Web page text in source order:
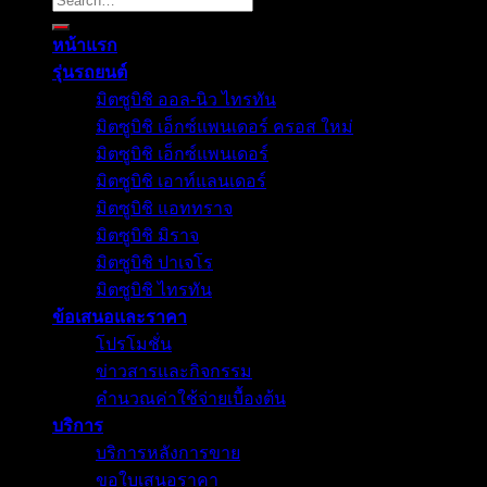
for:
หน้าแรก
รุ่นรถยนต์
มิตซูบิชิ ออล-นิว ไทรทัน
มิตซูบิชิ เอ็กซ์แพนเดอร์ ครอส ใหม่
มิตซูบิชิ เอ็กซ์แพนเดอร์
มิตซูบิชิ เอาท์แลนเดอร์
มิตซูบิชิ แอททราจ
มิตซูบิชิ มิราจ
มิตซูบิชิ ปาเจโร
มิตซูบิชิ ไทรทัน
ข้อเสนอและราคา
โปรโมชั่น
ข่าวสารและกิจกรรม
คำนวณค่าใช้จ่ายเบื้องต้น
บริการ
บริการหลังการขาย
ขอใบเสนอราคา